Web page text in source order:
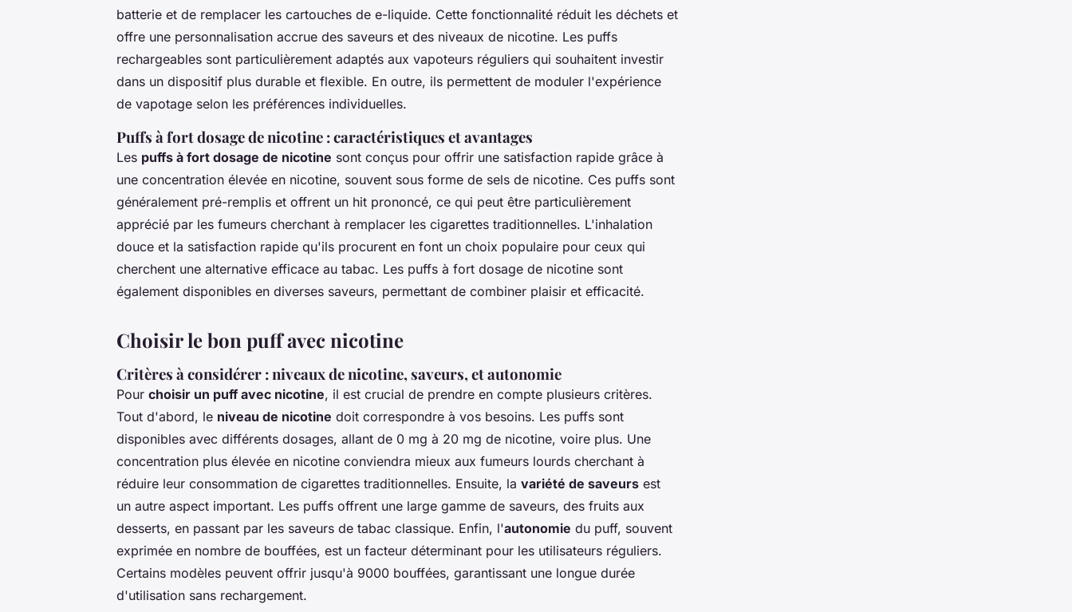
batterie et de remplacer les cartouches de e-liquide. Cette fonctionnalité réduit les déchets et
offre une personnalisation accrue des saveurs et des niveaux de nicotine. Les puffs
rechargeables sont particulièrement adaptés aux vapoteurs réguliers qui souhaitent investir
dans un dispositif plus durable et flexible. En outre, ils permettent de moduler l'expérience
de vapotage selon les préférences individuelles.
Puffs à fort dosage de nicotine : caractéristiques et avantages
Les puffs à fort dosage de nicotine sont conçus pour offrir une satisfaction rapide grâce à
une concentration élevée en nicotine, souvent sous forme de sels de nicotine. Ces puffs sont
généralement pré-remplis et offrent un hit prononcé, ce qui peut être particulièrement
apprécié par les fumeurs cherchant à remplacer les cigarettes traditionnelles. L'inhalation
douce et la satisfaction rapide qu'ils procurent en font un choix populaire pour ceux qui
cherchent une alternative efficace au tabac. Les puffs à fort dosage de nicotine sont
également disponibles en diverses saveurs, permettant de combiner plaisir et efficacité.
Choisir le bon puff avec nicotine
Critères à considérer : niveaux de nicotine, saveurs, et autonomie
Pour choisir un puff avec nicotine, il est crucial de prendre en compte plusieurs critères.
Tout d'abord, le niveau de nicotine doit correspondre à vos besoins. Les puffs sont
disponibles avec différents dosages, allant de 0 mg à 20 mg de nicotine, voire plus. Une
concentration plus élevée en nicotine conviendra mieux aux fumeurs lourds cherchant à
réduire leur consommation de cigarettes traditionnelles. Ensuite, la variété de saveurs est
un autre aspect important. Les puffs offrent une large gamme de saveurs, des fruits aux
desserts, en passant par les saveurs de tabac classique. Enfin, l'autonomie du puff, souvent
exprimée en nombre de bouffées, est un facteur déterminant pour les utilisateurs réguliers.
Certains modèles peuvent offrir jusqu'à 9000 bouffées, garantissant une longue durée
d'utilisation sans rechargement.